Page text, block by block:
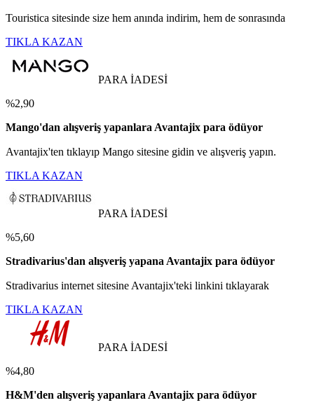
Touristica sitesinde size hem anında indirim, hem de sonrasında
TIKLA KAZAN
PARA İADESİ
%2,90
Mango'dan alışveriş yapanlara Avantajix para ödüyor
Avantajix'ten tıklayıp Mango sitesine gidin ve alışveriş yapın.
TIKLA KAZAN
PARA İADESİ
%5,60
Stradivarius'dan alışveriş yapana Avantajix para ödüyor
Stradivarius internet sitesine Avantajix'teki linkini tıklayarak
TIKLA KAZAN
PARA İADESİ
%4,80
H&M'den alışveriş yapanlara Avantajix para ödüyor